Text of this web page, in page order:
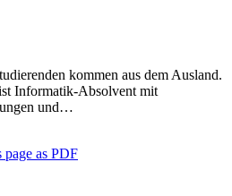
kommen aus dem Ausland.
Informatik-Absolvent mit
und…
as PDF